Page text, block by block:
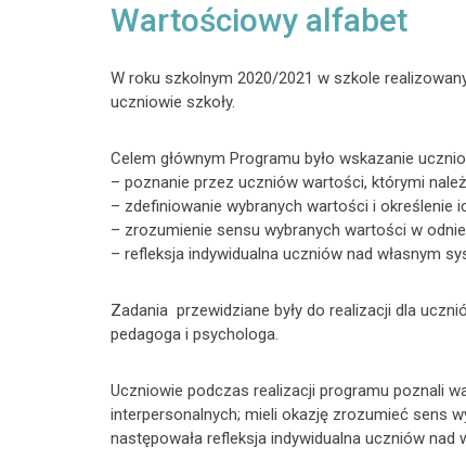
Wartościowy alfabet
W roku szkolnym 2020/2021 w szkole
uczniowie szkoły.
Celem głównym Programu było wskazanie
– poznanie przez uczniów wartości, którymi
– zdefiniowanie wybranych wartości i określenie
– zrozumienie sensu wybranych wartości w
– refleksja indywidualna uczniów nad własnym
Zadania przewidziane były do realizacji dla
pedagoga i psychologa.
Uczniowie podczas realizacji programu poznali
interpersonalnych; mieli okazję zrozumieć sens
następowała refleksja indywidualna uczniów nad